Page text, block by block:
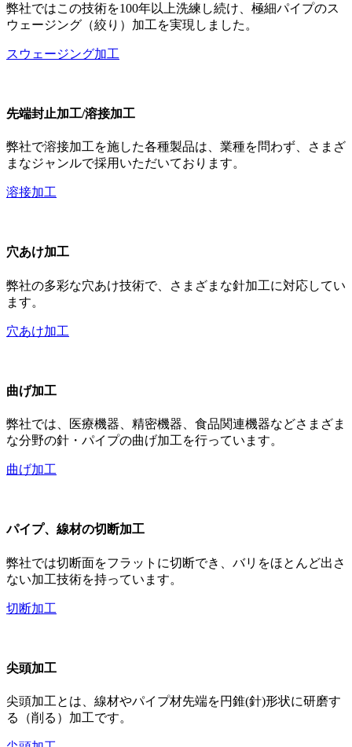
弊社ではこの技術を100年以上洗練し続け、極細パイプのス
ウェージング（絞り）加工を実現しました。
スウェージング加工
先端封止加工/溶接加工
弊社で溶接加工を施した各種製品は、業種を問わず、さまざ
まなジャンルで採用いただいております。
溶接加工
穴あけ加工
弊社の多彩な穴あけ技術で、さまざまな針加工に対応してい
ます。
穴あけ加工
曲げ加工
弊社では、医療機器、精密機器、食品関連機器などさまざま
な分野の針・パイプの曲げ加工を行っています。
曲げ加工
パイプ、線材の切断加工
弊社では切断面をフラットに切断でき、バリをほとんど出さ
ない加工技術を持っています。
切断加工
尖頭加工
尖頭加工とは、線材やパイプ材先端を円錐(針)形状に研磨す
る（削る）加工です。